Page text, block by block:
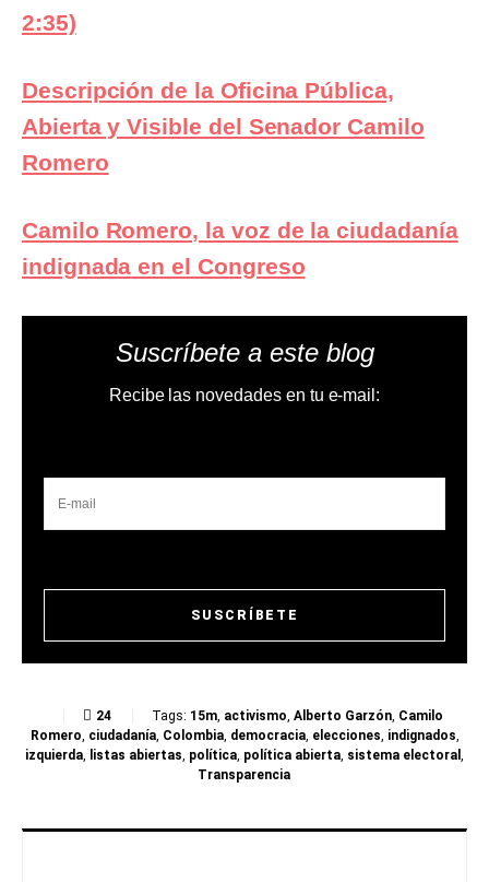
2:35)
Descripción de la Oficina Pública,
Abierta y Visible del Senador Camilo
Romero
Camilo Romero, la voz de la ciudadanía
indignada en el Congreso
Suscríbete a este blog
Recibe las novedades en tu e-mail:
24 Tags: 15m, activismo, Alberto Garzón, Camilo
Romero, ciudadanía, Colombia, democracia, elecciones, indignados,
izquierda, listas abiertas, política, política abierta, sistema electoral ,
Transparencia